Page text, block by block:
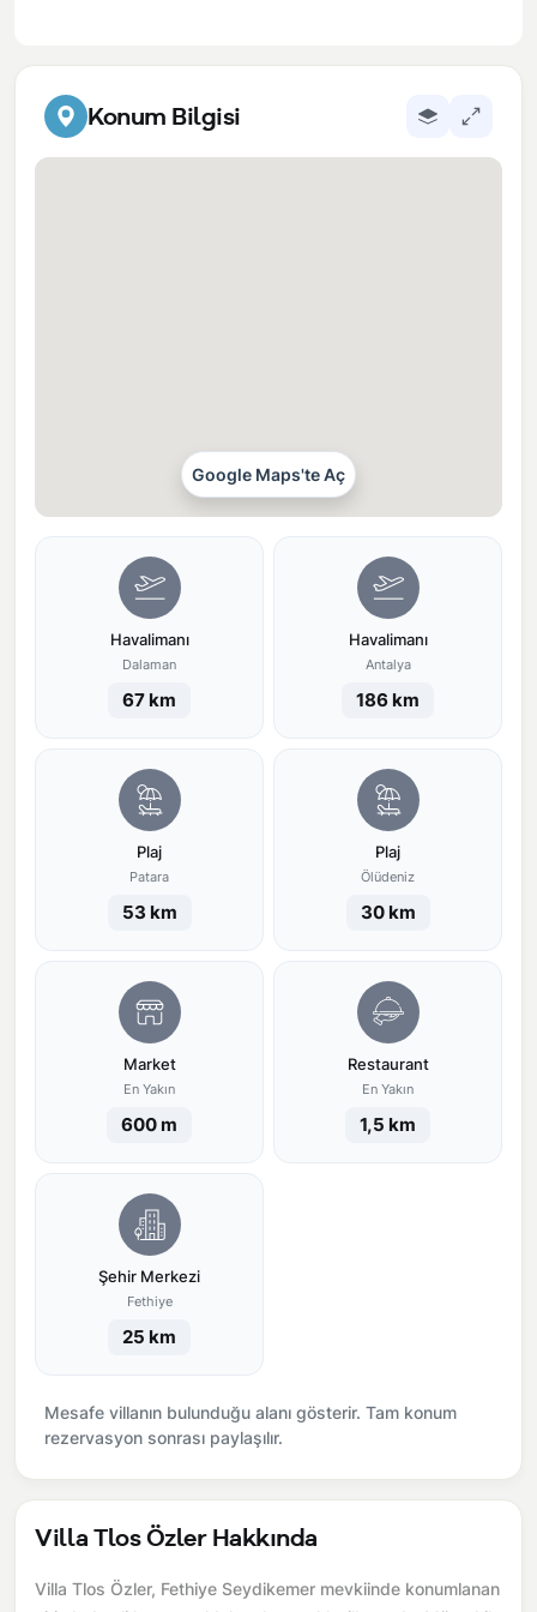
Konum Bilgisi
Google Maps'te Aç
Havalimanı
Dalaman
67 km
Havalimanı
Antalya
186 km
Plaj
Patara
53 km
Plaj
Ölüdeniz
30 km
Market
En Yakın
600 m
Restaurant
En Yakın
1,5 km
Şehir Merkezi
Fethiye
25 km
Mesafe villanın bulunduğu alanı gösterir. Tam konum
rezervasyon sonrası paylaşılır.
Villa Tlos Özler Hakkında
Villa Tlos Özler, Fethiye Seydikemer mevkiinde konumlanan